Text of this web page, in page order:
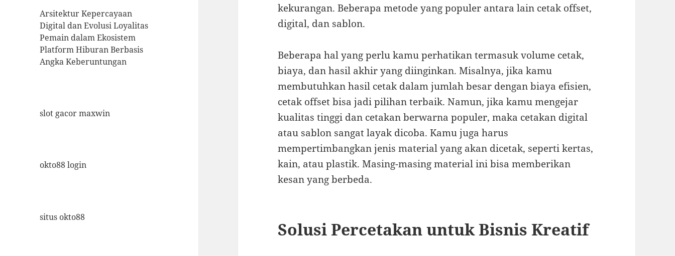
Arsitektur Kepercayaan
Digital dan Evolusi Loyalitas
Pemain dalam Ekosistem
Platform Hiburan Berbasis
Angka Keberuntungan
slot gacor maxwin
okto88 login
situs okto88
kekurangan. Beberapa metode yang populer antara lain cetak offset,
digital, dan sablon.
Beberapa hal yang perlu kamu perhatikan termasuk volume cetak,
biaya, dan hasil akhir yang diinginkan. Misalnya, jika kamu
membutuhkan hasil cetak dalam jumlah besar dengan biaya efisien,
cetak offset bisa jadi pilihan terbaik. Namun, jika kamu mengejar
kualitas tinggi dan cetakan berwarna populer, maka cetakan digital
atau sablon sangat layak dicoba. Kamu juga harus
mempertimbangkan jenis material yang akan dicetak, seperti kertas,
kain, atau plastik. Masing-masing material ini bisa memberikan
kesan yang berbeda.
Solusi Percetakan untuk Bisnis Kreatif